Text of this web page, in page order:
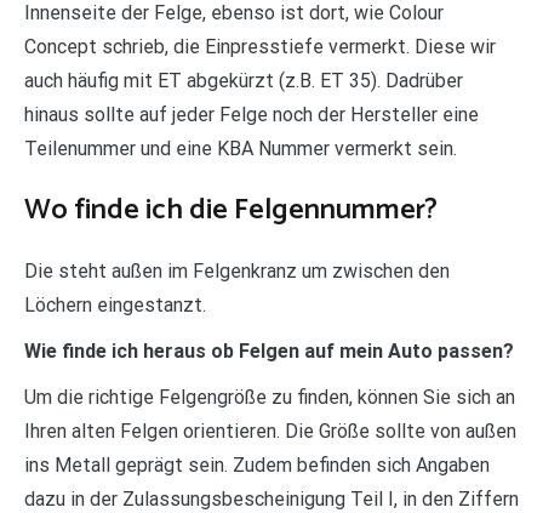
Innenseite der Felge, ebenso ist dort, wie Colour
Concept schrieb, die Einpresstiefe vermerkt. Diese wir
auch häufig mit ET abgekürzt (z.B. ET 35). Dadrüber
hinaus sollte auf jeder Felge noch der Hersteller eine
Teilenummer und eine KBA Nummer vermerkt sein.
Wo finde ich die Felgennummer?
Die steht außen im Felgenkranz um zwischen den
Löchern eingestanzt.
Wie finde ich heraus ob Felgen auf mein Auto passen?
Um die richtige Felgengröße zu finden, können Sie sich an
Ihren alten Felgen orientieren. Die Größe sollte von außen
ins Metall geprägt sein. Zudem befinden sich Angaben
dazu in der Zulassungsbescheinigung Teil I, in den Ziffern